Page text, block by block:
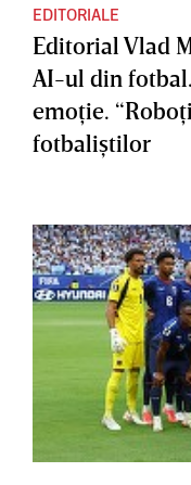
EDITORIALE
Editorial Vlad
AI-ul din
emoţie.
fotbaliştilor